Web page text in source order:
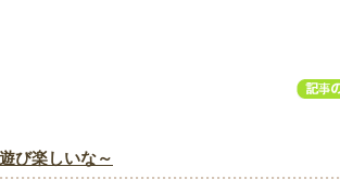
び楽しいな～